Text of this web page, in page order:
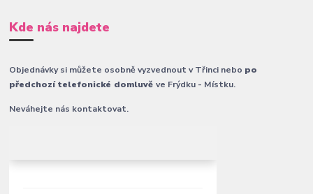
Kde nás najdete
Objednávky si můžete osobně vyzvednout v Třinci nebo po
předchozí telefonické domluvěve Frýdku - Místku.
Neváhejte nás kontaktovat.